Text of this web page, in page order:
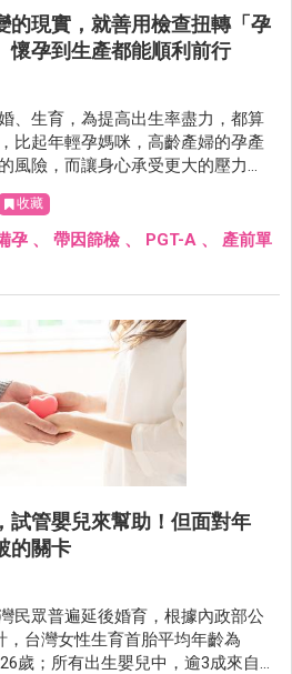
的現實，就善用檢查扭轉「孕
懷孕到生產都能順利前行
、生育，為提高出生率盡力，都算
比起年輕孕媽咪，高齡產婦的孕產
風險，而讓身心承受更大的壓力。
，藉由科技的力量讓懷孕變得不再
查與專業照護，則讓絕大多數的高
收藏
孕 、 帶因篩檢 、 PGT-A 、 產前單
試管嬰兒來幫助！但面對年
的關卡
民眾普遍延後婚育，根據內政部公
，台灣女性生育首胎平均年齡為
歲；所有出生嬰兒中，逾3成來自